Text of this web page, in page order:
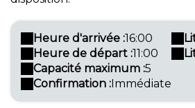
Heure d'arrivée :16:00
Heure de départ :11:00
Capacité maximum :5
Confirmation :Immédiate